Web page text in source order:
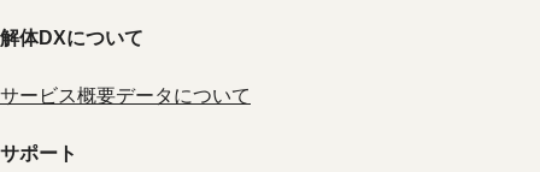
解体DXについて
サービス概要データについて
サポート